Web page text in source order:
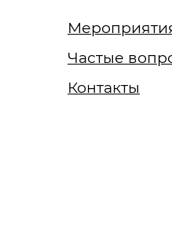
Частые
Контакты